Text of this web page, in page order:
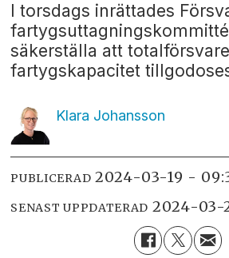
I torsdags inrättades
säkerställa att
fartygskapacitet
Klara Johansson
PUBLICERAD 2024-03-19 -
SENAST UPPDATERAD 2024-03-